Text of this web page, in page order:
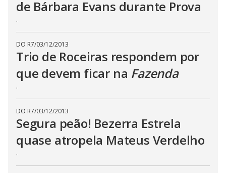
de Bárbara Evans durante Prova
.
DO R7/03/12/2013
Trio de Roceiras respondem por
que devem ficar na Fazenda
.
DO R7/03/12/2013
Segura peão! Bezerra Estrela
quase atropela Mateus Verdelho
.